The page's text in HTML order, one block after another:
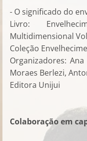
- O significado do
Livro:
Multidimensional
Coleção
Organizadores:
Moraes Berlezi,
Editora Unijui
Colaboração em